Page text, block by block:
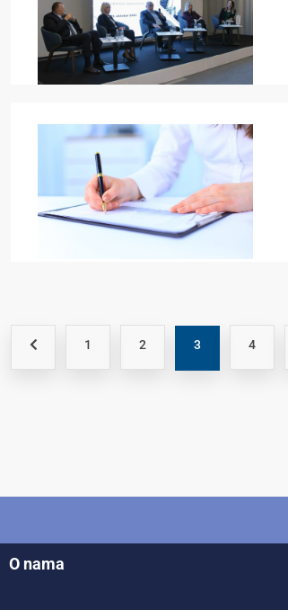
1 2 3 4
O nama